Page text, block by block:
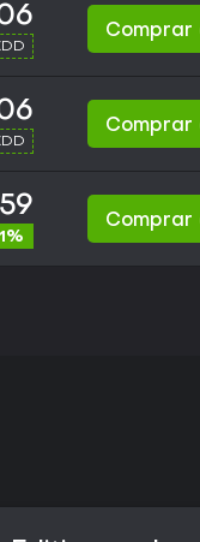
Comprar
Comprar
Comprar